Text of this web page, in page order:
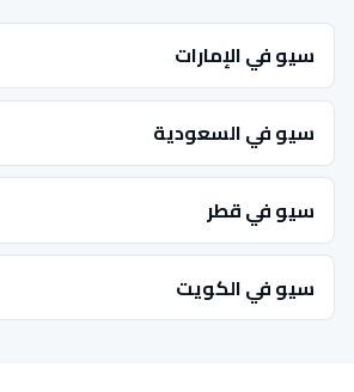
سيو في الإمارات
سيو في السعودية
سيو في قطر
سيو في الكويت